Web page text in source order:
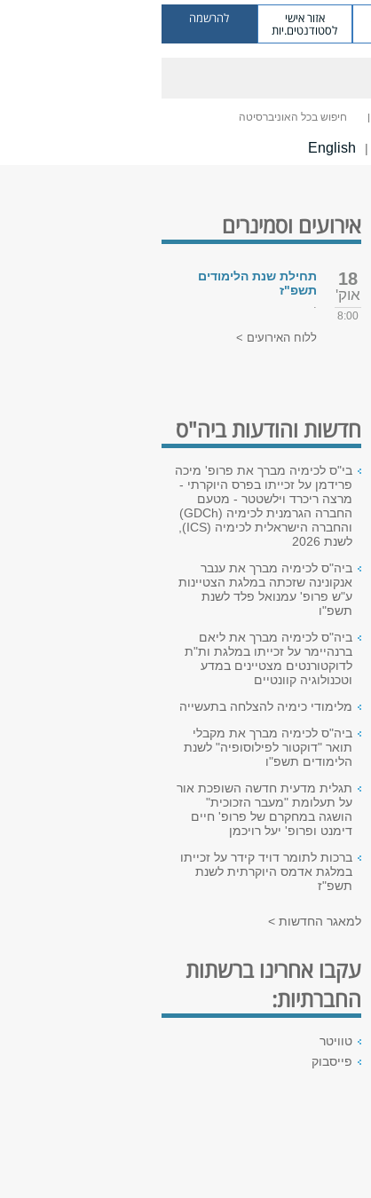
אזור אישי
לסטודנטים.יות
להרשמה
חיפוש בכל האוניברסיטה
|
English
אירועים וסמינרים
18
אוק'
8:00
תחילת שנת הלימודים
תשפ"ז
.
ללוח האירועים >
חדשות והודעות ביה"ס
בי"ס לכימיה מברך את פרופ' מיכה
פרידמן על זכייתו בפרס היוקרתי -
מרצה ריכרד וילשטטר - מטעם
החברה הגרמנית לכימיה (GDCh)
והחברה הישראלית לכימיה (ICS),
לשנת 2026
ביה"ס לכימיה מברך את ענבר
אנקונינה שזכתה במלגת הצטיינות
ע"ש פרופ' עמנואל פלד לשנת
תשפ"ו
ביה"ס לכימיה מברך את ליאם
ברנהיימר על זכייתו במלגת ות"ת
לדוקטורנטים מצטיינים במדע
וטכנולוגיה קוונטיים
מלימודי כימיה להצלחה בתעשייה
ביה"ס לכימיה מברך את מקבלי
תואר "דוקטור לפילוסופיה" לשנת
הלימודים תשפ"ו
תגלית מדעית חדשה השופכת אור
על תעלומת "מעבר הזכוכית"
הושגה במחקרם של פרופ' חיים
דימנט ופרופ' יעל רויכמן
ברכות לתומר דויד קידר על זכייתו
במלגת אדמס היוקרתית לשנת
תשפ"ז
למאגר החדשות >
עקבו אחרינו ברשתות
החברתיות:
טוויטר
פייסבוק